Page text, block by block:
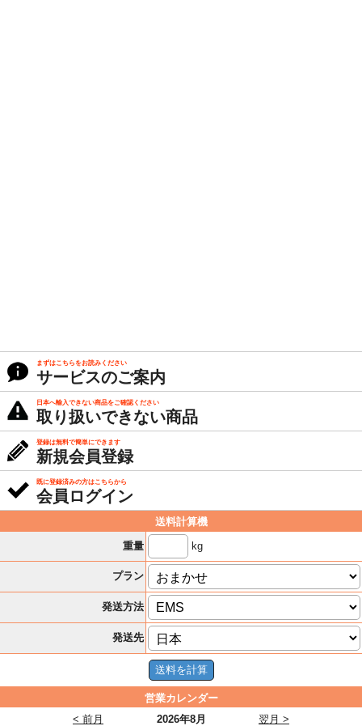
まずはこちらをお読みください
サービスのご案内
日本へ輸入できない商品をご確認ください
取り扱いできない商品
登録は無料で簡単にできます
新規会員登録
既に登録済みの方はこちらから
会員ログイン
送料計算機
重量
kg
プラン
発送方法
発送先
営業カレンダー
2026年8月
< 前月
翌月 >